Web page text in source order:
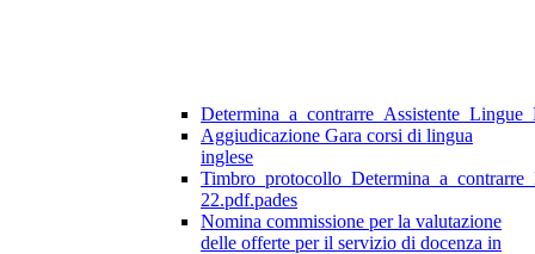
Aggiudicazione Gara corsi di lingua
inglese
22.pdf.pades
Nomina commissione per la valutazione
delle offerte per il servizio di docenza in